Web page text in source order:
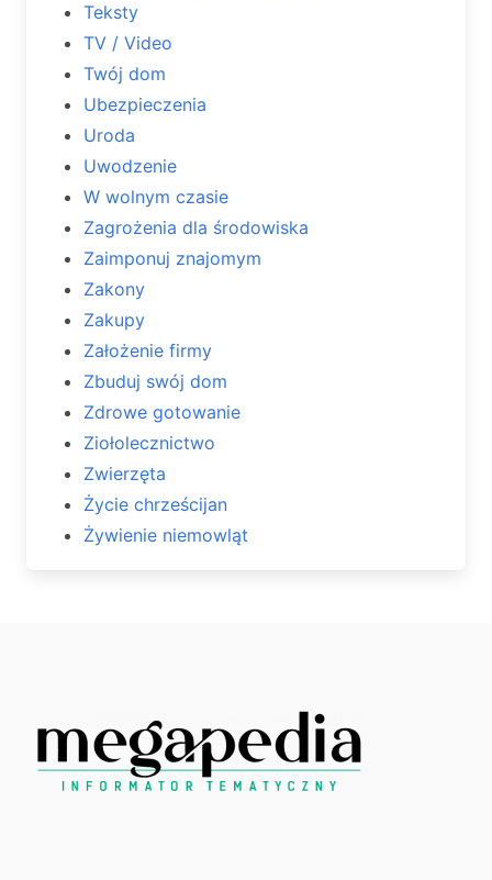
Teksty
TV / Video
Twój dom
Ubezpieczenia
Uroda
Uwodzenie
W wolnym czasie
Zagrożenia dla środowiska
Zaimponuj znajomym
Zakony
Zakupy
Założenie firmy
Zbuduj swój dom
Zdrowe gotowanie
Ziołolecznictwo
Zwierzęta
Życie chrześcijan
Żywienie niemowląt